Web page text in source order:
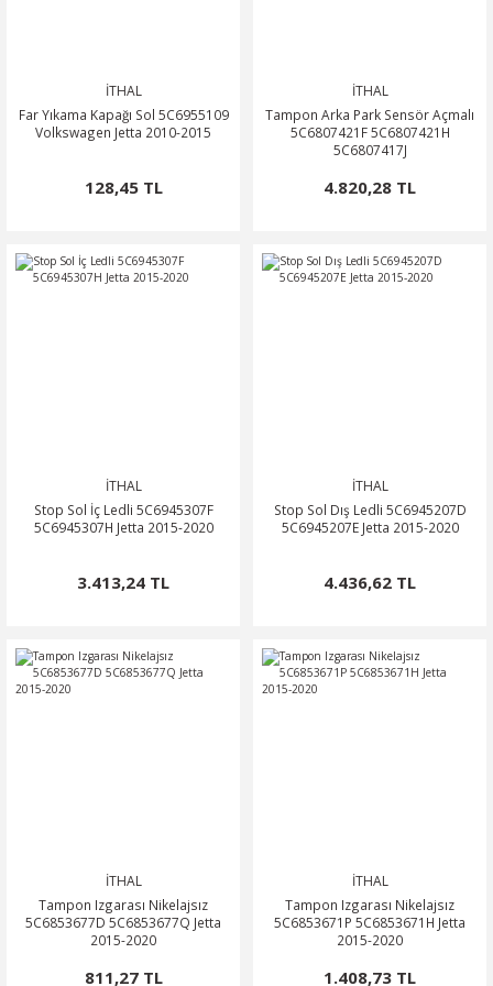
İTHAL
Far Yıkama Kapağı Sol 5C6955109
Volkswagen Jetta 2010-2015
128,45 TL
İTHAL
Tampon Arka Park Sensör Açmalı
5C6807421F 5C6807421H
5C6807417J
4.820,28 TL
İTHAL
Stop Sol İç Ledli 5C6945307F
5C6945307H Jetta 2015-2020
3.413,24 TL
İTHAL
Stop Sol Dış Ledli 5C6945207D
5C6945207E Jetta 2015-2020
4.436,62 TL
İTHAL
Tampon Izgarası Nikelajsız
5C6853677D 5C6853677Q Jetta
2015-2020
811,27 TL
İTHAL
Tampon Izgarası Nikelajsız
5C6853671P 5C6853671H Jetta
2015-2020
1.408,73 TL